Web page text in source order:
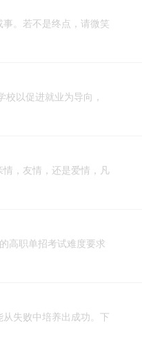
。若不是终点，请微笑
以促进就业为导向，
，友情，还是爱情，凡
高职单招考试难度要求
失败中培养出成功。下